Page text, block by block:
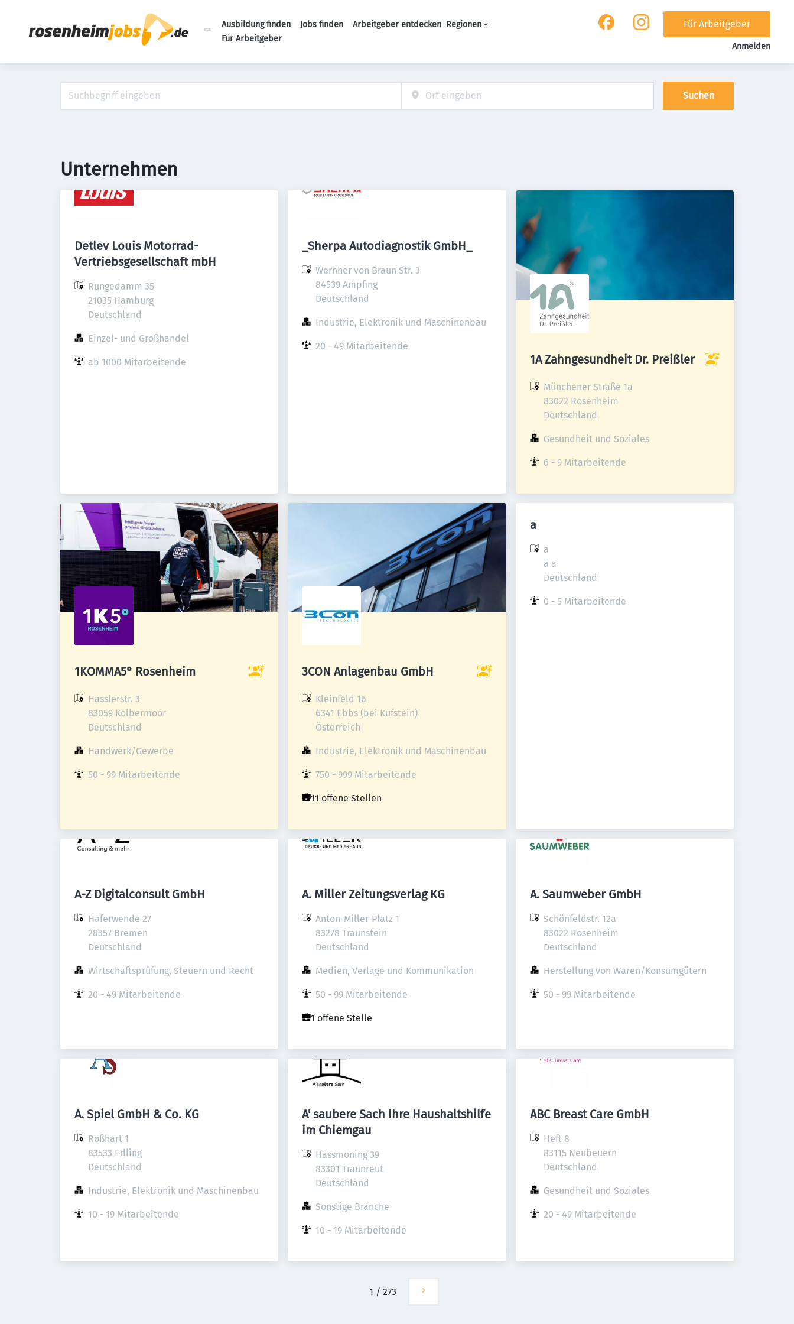
Ausbildung finden Jobs finden Arbeitgeber entdecken Regionen
Für Arbeitgeber
Für Arbeitgeber
Anmelden
Suchen
Unternehmen
Detlev Louis Motorrad-
Vertriebsgesellschaft mbH
Rungedamm 35
21035 Hamburg
Deutschland
Einzel- und Großhandel
ab 1000 Mitarbeitende
_Sherpa Autodiagnostik GmbH_
Wernher von Braun Str. 3
84539 Ampfing
Deutschland
Industrie, Elektronik und Maschinenbau
20 - 49 Mitarbeitende
1A Zahngesundheit Dr. Preißler
Münchener Straße 1a
83022 Rosenheim
Deutschland
Gesundheit und Soziales
6 - 9 Mitarbeitende
1KOMMA5° Rosenheim
Hasslerstr. 3
83059 Kolbermoor
Deutschland
Handwerk/Gewerbe
50 - 99 Mitarbeitende
3CON Anlagenbau GmbH
Kleinfeld 16
6341 Ebbs (bei Kufstein)
Österreich
Industrie, Elektronik und Maschinenbau
750 - 999 Mitarbeitende
11 offene Stellen
a
a
a a
Deutschland
0 - 5 Mitarbeitende
A-Z Digitalconsult GmbH
Haferwende 27
28357 Bremen
Deutschland
Wirtschaftsprüfung, Steuern und Recht
20 - 49 Mitarbeitende
A. Miller Zeitungsverlag KG
Anton-Miller-Platz 1
83278 Traunstein
Deutschland
Medien, Verlage und Kommunikation
50 - 99 Mitarbeitende
1 offene Stelle
A. Saumweber GmbH
Schönfeldstr. 12a
83022 Rosenheim
Deutschland
Herstellung von Waren/Konsumgütern
50 - 99 Mitarbeitende
A. Spiel GmbH & Co. KG
Roßhart 1
83533 Edling
Deutschland
Industrie, Elektronik und Maschinenbau
10 - 19 Mitarbeitende
A' saubere Sach Ihre Haushaltshilfe
im Chiemgau
Hassmoning 39
83301 Traunreut
Deutschland
Sonstige Branche
10 - 19 Mitarbeitende
ABC Breast Care GmbH
Heft 8
83115 Neubeuern
Deutschland
Gesundheit und Soziales
20 - 49 Mitarbeitende
1 / 273